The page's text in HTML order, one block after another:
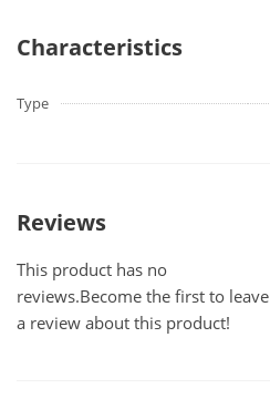
Characteristics
Type
Reviews
This product has no
reviews.Become the first to leave
a review about this product!